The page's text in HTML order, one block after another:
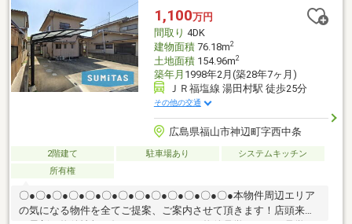
ください〇 現地集合・もしくはピックアップいたします即日ご
案内も大歓迎です◎成華公式LINE（@857rnlip）
1,100万円
間取り 4DK
建物面積76.18m2
土地面積154.96m2
築年月 1998年2月(築28年7ヶ月)
ＪＲ福塩線 湯田村駅 徒歩25分
その他の交通
広島県福山市神辺町字西中条
2階建て 駐車場あり
システムキッチン
所有権
〇●〇●〇●〇●〇●〇●〇●〇●〇●〇●〇●〇●〇●本物件周辺エリア
の気になる物件を全てご提案、ご案内させて頂きます！店頭来店